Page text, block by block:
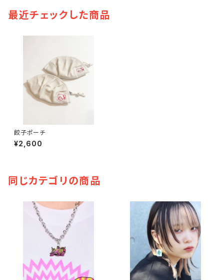
最近チェックした商品
餃子ポーチ
¥2,600
同じカテゴリの商品